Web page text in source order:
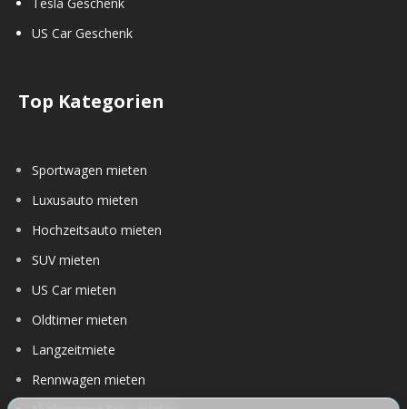
US Car Geschenk
Top Kategorien
Sportwagen mieten
Luxusauto mieten
Hochzeitsauto mieten
SUV mieten
US Car mieten
Oldtimer mieten
Langzeitmiete
Rennwagen mieten